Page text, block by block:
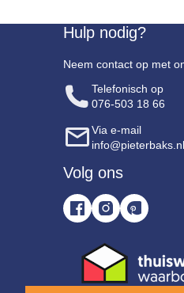
Hulp nodig?
Neem contact op met
Telefonisch op
076-503 18 66
Via e-mail
info@pieterbaks.nl
Volg ons